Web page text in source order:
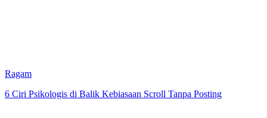
Ragam
6 Ciri Psikologis di Balik Kebiasaan Scroll Tanpa Posting